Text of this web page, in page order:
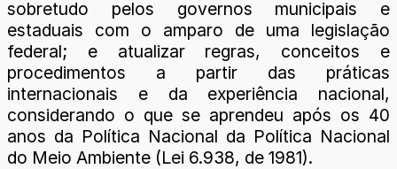
sobretudo pelos governos municipais e
estaduais com o amparo de uma legislação
federal; e atualizar regras, conceitos e
procedimentos a partir das práticas
internacionais e da experiência nacional,
considerando o que se aprendeu após os 40
anos da Política Nacional da Política Nacional
do Meio Ambiente (Lei 6.938, de 1981).